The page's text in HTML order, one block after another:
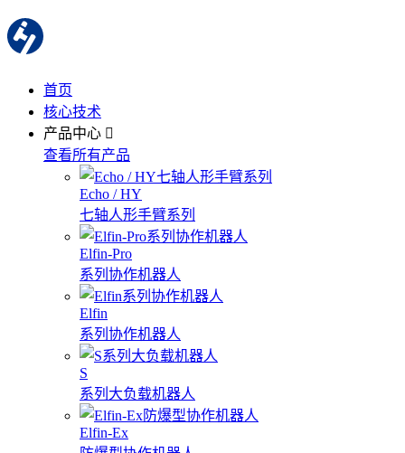
首页
核心技术
产品中心
查看所有产品
Echo / HY
七轴人形手臂系列
Elfin-Pro
系列协作机器人
Elfin
系列协作机器人
S
系列大负载机器人
Elfin-Ex